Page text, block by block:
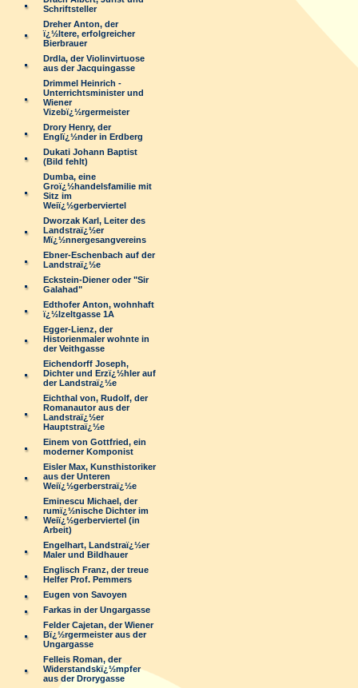
Schriftsteller
Dreher Anton, der
ï¿½ltere, erfolgreicher
Bierbrauer
Drdla, der Violinvirtuose
aus der Jacquingasse
Drimmel Heinrich -
Unterrichtsminister und
Wiener
Vizebï¿½rgermeister
Drory Henry, der
Englï¿½nder in Erdberg
Dukati Johann Baptist
(Bild fehlt)
Dumba, eine
Groï¿½handelsfamilie mit
Sitz im
Weiï¿½gerberviertel
Dworzak Karl, Leiter des
Landstraï¿½er
Mï¿½nnergesangvereins
Ebner-Eschenbach auf der
Landstraï¿½e
Eckstein-Diener oder "Sir
Galahad"
Edthofer Anton, wohnhaft
ï¿½lzeltgasse 1A
Egger-Lienz, der
Historienmaler wohnte in
der Veithgasse
Eichendorff Joseph,
Dichter und Erzï¿½hler auf
der Landstraï¿½e
Eichthal von, Rudolf, der
Romanautor aus der
Landstraï¿½er
Hauptstraï¿½e
Einem von Gottfried, ein
moderner Komponist
Eisler Max, Kunsthistoriker
aus der Unteren
Weiï¿½gerberstraï¿½e
Eminescu Michael, der
rumï¿½nische Dichter im
Weiï¿½gerberviertel (in
Arbeit)
Engelhart, Landstraï¿½er
Maler und Bildhauer
Englisch Franz, der treue
Helfer Prof. Pemmers
Eugen von Savoyen
Farkas in der Ungargasse
Felder Cajetan, der Wiener
Bï¿½rgermeister aus der
Ungargasse
Felleis Roman, der
Widerstandskï¿½mpfer
aus der Drorygasse